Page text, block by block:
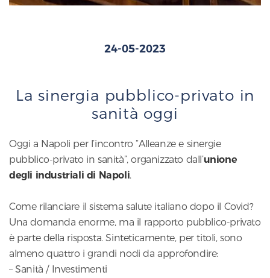
24-05-2023
La sinergia pubblico-privato in
sanità oggi
Oggi a Napoli per l’incontro “Alleanze e sinergie
pubblico-privato in sanità”, organizzato dall’unione
degli industriali di Napoli.
Come rilanciare il sistema salute italiano dopo il Covid?
Una domanda enorme, ma il rapporto pubblico-privato
è parte della risposta. Sinteticamente, per titoli, sono
almeno quattro i grandi nodi da approfondire:
– Sanità / Investimenti